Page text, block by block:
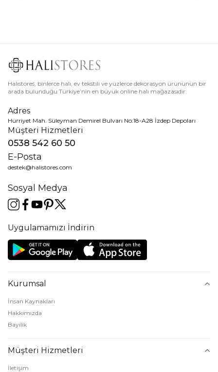
Halıstores, binlerce halı, ev tekstili ve yüzlerce dekorasyon ürününün bir
arada bulunduğu Türkiye’nin en büyük online halı mağazasıdır.
Adres
Hürriyet Mah. Süleyman Demirel Bulvarı No:18-A28 İzdep Depoları
Müşteri Hizmetleri
0538 542 60 50
E-Posta
destek@halistores.com
Sosyal Medya
Uygulamamızı İndirin
Kurumsal
İnsan Kaynakları
Hakkımızda
Bayilik
Müşteri Hizmetleri
İletişim